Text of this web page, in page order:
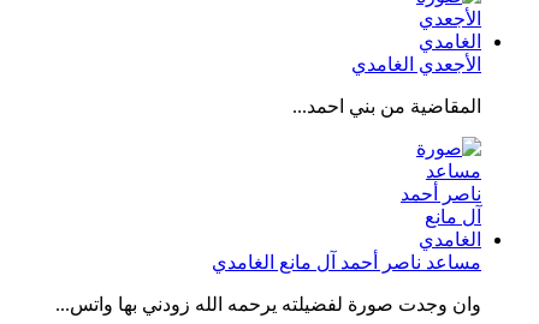
الأجعدي الغامدي
المقاضية من بني احمد...
مساعد ناصر أحمد آل مانع الغامدي
وان وجدت صورة لفضيلته يرحمه الله زودني بها واتس...